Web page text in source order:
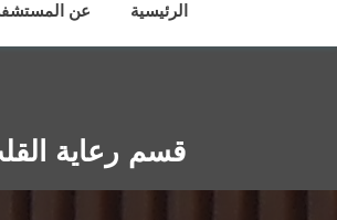
الرئيسية عن
قسم رعاية